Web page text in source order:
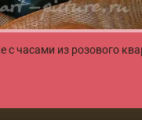
с часами из розового